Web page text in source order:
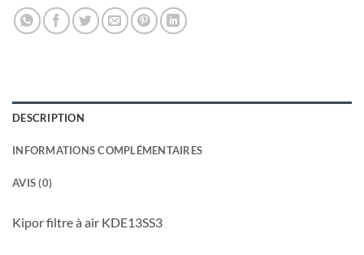
DESCRIPTION
INFORMATIONS COMPLÉMENTAIRES
AVIS (0)
Kipor filtre à air KDE13SS3